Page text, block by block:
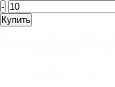
-
Купить